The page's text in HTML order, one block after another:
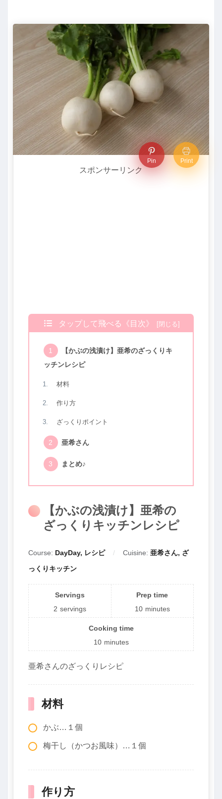
Pin Print
スポンサーリンク
タップして飛べる《目次》
【かぶの浅漬け】亜希のざっくりキ
ッチンレシピ
材料
作り方
ざっくりポイント
亜希さん
まとめ♪
【かぶの浅漬け】亜希の
ざっくりキッチンレシピ
Course: DayDay, レシピ Cuisine: 亜希さん, ざ
っくりキッチン
Servings
2 servings
Prep time
10 minutes
Cooking time
10 minutes
亜希さんのざっくりレシピ
材料
かぶ…１個
梅干し（かつお風味）…１個
作り方